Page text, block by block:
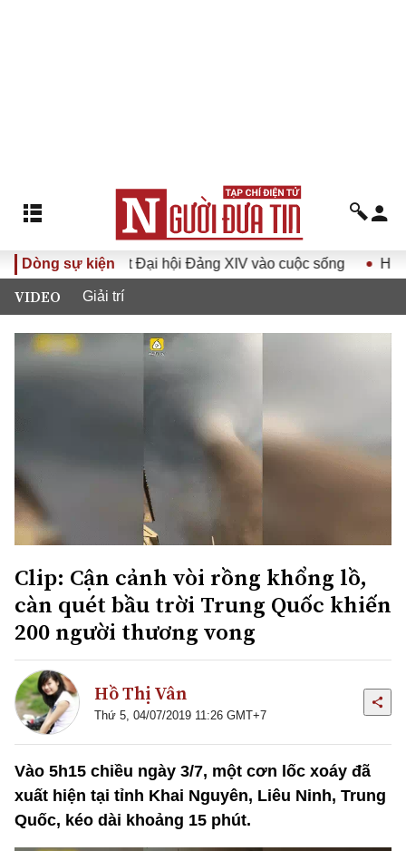
Dòng sự kiện
Nghị quyết Đại hội Đảng XIV vào cuộc sống Hướng
VIDEO Giải trí
Clip: Cận cảnh vòi rồng khổng lồ,
càn quét bầu trời Trung Quốc khiến
200 người thương vong
Hồ Thị Vân
Thứ 5, 04/07/2019 11:26 GMT+7
Vào 5h15 chiều ngày 3/7, một cơn lốc xoáy đã
xuất hiện tại tỉnh Khai Nguyên, Liêu Ninh, Trung
Quốc, kéo dài khoảng 15 phút.